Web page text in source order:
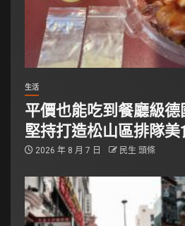
生活
平價也能吃到餐廳級
堅持打造松山區排隊美
2026 年 8 月 7 日 民生 頭條